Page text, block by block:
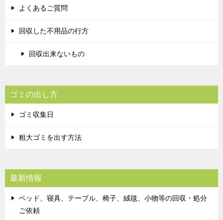
よくあるご質問
回収した不用品の行方
回収出来ないもの
ゴミの出し方
ゴミ収集日
粗大ゴミを出す方法
最新情報
ベッド、寝具、テーブル、椅子、絨毯、小物等の回収・処分
ご依頼